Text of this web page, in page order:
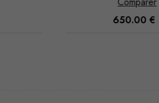
400.00